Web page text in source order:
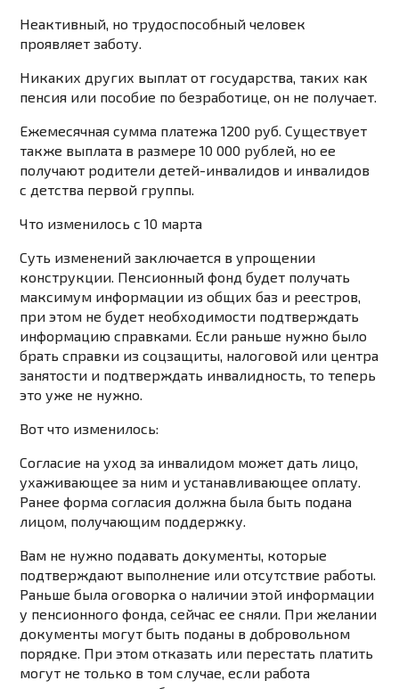
Неактивный, но трудоспособный человек
проявляет заботу.
Никаких других выплат от государства, таких как
пенсия или пособие по безработице, он не получает.
Ежемесячная сумма платежа 1200 руб. Существует
также выплата в размере 10 000 рублей, но ее
получают родители детей-инвалидов и инвалидов
с детства первой группы.
Что изменилось с 10 марта
Суть изменений заключается в упрощении
конструкции. Пенсионный фонд будет получать
максимум информации из общих баз и реестров,
при этом не будет необходимости подтверждать
информацию справками. Если раньше нужно было
брать справки из соцзащиты, налоговой или центра
занятости и подтверждать инвалидность, то теперь
это уже не нужно.
Вот что изменилось:
Согласие на уход за инвалидом может дать лицо,
ухаживающее за ним и устанавливающее оплату.
Ранее форма согласия должна была быть подана
лицом, получающим поддержку.
Вам не нужно подавать документы, которые
подтверждают выполнение или отсутствие работы.
Раньше была оговорка о наличии этой информации
у пенсионного фонда, сейчас ее сняли. При желании
документы могут быть поданы в добровольном
порядке. При этом отказать или перестать платить
могут не только в том случае, если работа